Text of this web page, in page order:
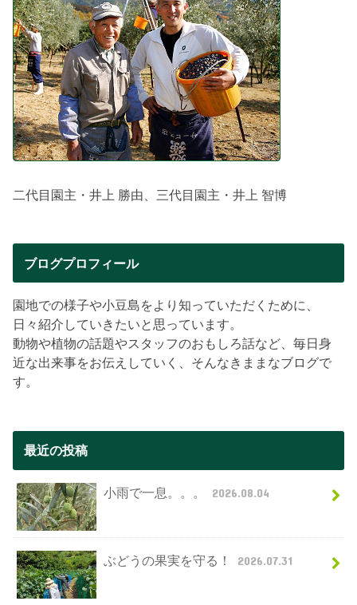
二代目園主・井上 勝由、三代目園主・井上 智博
ブログプロフィール
園地での様子や小豆島をより知っていただくために、
日々紹介していきたいと思っています。
動物や植物の話題やスタッフのおもしろ話など、毎日身
近な出来事をお伝えしていく、そんなきままなブログで
す。
最近の投稿
小雨で一息。。。 2026.08.04
ぶどうの果実を守る！ 2026.07.31